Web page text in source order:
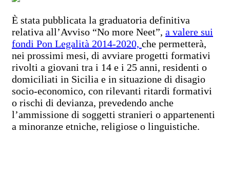
È stata pubblicata la graduatoria definitiva
relativa all’Avviso “No more Neet”, a valere sui
fondi Pon Legalità 2014-2020, che permetterà,
nei prossimi mesi, di avviare progetti formativi
rivolti a giovani tra i 14 e i 25 anni, residenti o
domiciliati in Sicilia e in situazione di disagio
socio-economico, con rilevanti ritardi formativi
o rischi di devianza, prevedendo anche
l’ammissione di soggetti stranieri o appartenenti
a minoranze etniche, religiose o linguistiche.